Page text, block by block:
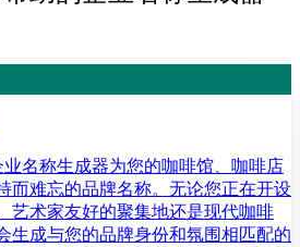
名称生成器为您的咖啡馆、咖啡店
而难忘的品牌名称。无论您正在开设
艺术家友好的聚集地还是现代咖啡
生成与您的品牌身份和氛围相匹配的